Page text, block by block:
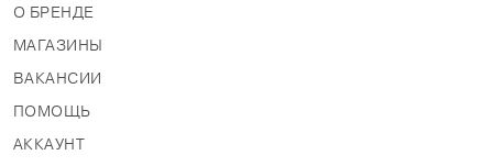
О БРЕНДЕ
МАГАЗИНЫ
ВАКАНСИИ
ПОМОЩЬ
АККАУНТ